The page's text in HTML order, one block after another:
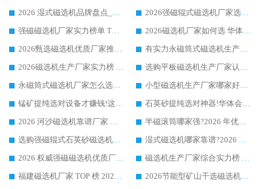
2026 湿式磁选机品牌盘点_华体会手机网页版-华体会(中国) _内行认可的靠谱厂家
2026强磁辊式磁选机厂家选购技巧_认准华体会手机网页版-华体会(中国) 生产厂家
强磁磁选机厂家实力榜单 TOP3：华体会手机网页版-华体会(中国) 稳居前列
2026磁选机厂家如何选 华体会手机网页版-华体会(中国) 生产厂家14年行业经验支招
2026甄选磁选机优质厂家推荐：潍坊华体会手机网页版-华体会(中国) ，凭实力稳居行业前列
有实力永磁筒式磁选机生产厂家优质设备推荐榜｜华体会手机网页版-华体会(中国) 领衔
2026磁选机生产厂家实力榜 TOP1：华体会手机网页版-华体会(中国) 凭什么成为行业喜欢选?
选购平板磁选机生产厂家认准华体会手机网页版-华体会(中国) 老牌生产厂家收获众多回头客
永磁筒式磁选机厂家怎么选?14 年老厂华体会手机网页版-华体会(中国) 凭实力出圈，这 5 大优势太圈粉
小型磁选机生产厂家哪家好?2026 年实测推荐，华体会手机网页版-华体会(中国) 十年口碑厂值得闭眼入
锰矿提纯选对设备才赚钱!这家临朐厂家的强磁辊磁选机凭啥成行业标杆?
石英砂提纯选对神器!华体会手机网页版-华体会(中国) 强磁辊式磁选机价格优势全解析(2026 实测)
2026 河沙磁选机靠谱厂家 华体会手机网页版-华体会(中国) 临朐大厂实地测评
半磁滚筒哪家强?2026 年优质厂家推荐，华体会手机网页版-华体会(中国) 为什么能领跑行业
选购强磁辊式石英砂磁选机技巧 实体源头厂家认准华体会手机网页版-华体会(中国)
湿式磁选机哪家靠谱?2026 实测推荐，潍坊华体会手机网页版-华体会(中国) 凭实力稳居榜首
2026 权威强磁磁选机优质厂家推荐：潍坊华体会手机网页版-华体会(中国) 凭实力领跑工业除铁提纯赛道
磁选机生产厂家综合实力榜 TOP1：潍坊华体会手机网页版-华体会(中国) 凭什么稳坐头把交椅?
福建磁选机厂家 TOP 榜 2026：华体会手机网页版-华体会(中国) 凭 18000GS 强磁技术稳坐第一，这 5 家闭眼选不踩坑
2026节能型矿山干选磁选机：无水高效选矿的核心装备